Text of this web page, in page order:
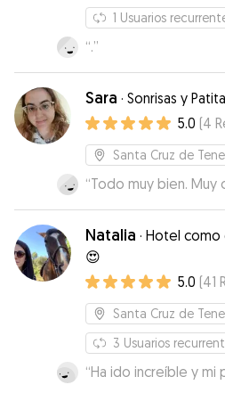
1 Usuarios
“.”
Sara · Sonrisas y
5.0 (4
Santa Cruz de
“Todo muy bien.
Natalia · Hotel como
😍
5.0 (41
Santa Cruz de
3 Usuarios
“Ha ido increíble y mi